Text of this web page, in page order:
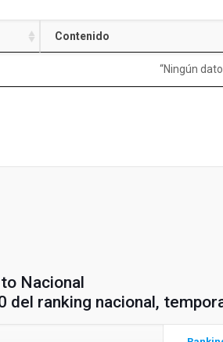
Contenido
“Ningún
Nacional
del ranking nacional,